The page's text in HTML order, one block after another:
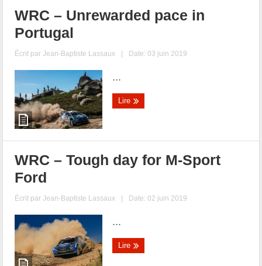
WRC – Unrewarded pace in
Portugal
Écrit parJean-Baptiste Lassaux | Date: 03 juin 2019
...
Lire
WRC – Tough day for M-Sport
Ford
Écrit parJean-Baptiste Lassaux | Date: 02 juin 2019
...
Lire